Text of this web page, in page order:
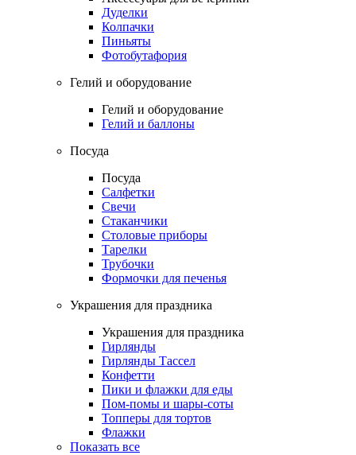
Дуделки
Колпачки
Пиньяты
Фотобутафория
Гелий и оборудование
Гелий и оборудование
Гелий и баллоны
Посуда
Посуда
Салфетки
Свечи
Стаканчики
Столовые приборы
Тарелки
Трубочки
Формочки для печенья
Украшения для праздника
Украшения для праздника
Гирлянды
Гирлянды Тассел
Конфетти
Пики и флажки для еды
Пом-помы и шары-соты
Топперы для тортов
Флажки
Показать все